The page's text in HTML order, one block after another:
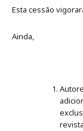
Esta cessão
Ainda,